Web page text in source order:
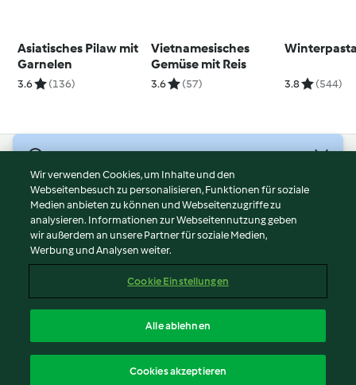
Asiatisches Pilaw mit
Garnelen
3.6 (136)
Vietnamesisches
Gemüse mit Reis
3.6 (57) 3.8 (544)
Nutzungsbedingungen
Datenschutzrichtlinien
Disclaimer
Impressum
Inhalt melden
Erklärung zur Barrierefreiheit
Wir verwenden Cookies, um Inhalte und den
Webseitenbesuch zu personalisieren, Funktionen für soziale
Medien anbieten zu können und Webseitenzugriffe zu
analysieren. Informationen zur Webseitennutzung geben
wir außerdem an unsere Partner für soziale Medien,
Werbung und Analysen weiter.
Cookie Einstellungen
Alle ablehnen
Cookies akzeptieren